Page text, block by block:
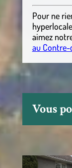
Pour ne
aimez
au
Vous